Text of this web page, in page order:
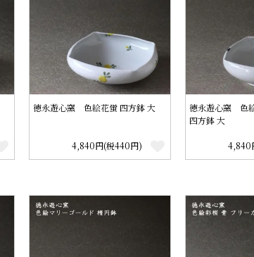
徳永遊心窯 色絵花蛍 四方鉢 大
4,840円(税440円)
徳永遊心窯 色
四方鉢 大
4,840